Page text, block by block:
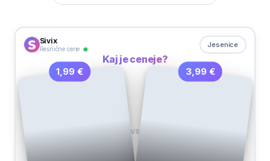
Sivix
Resnične cene
Jesenice
Kaj je ceneje?
1,99 €
VS
3,99 €